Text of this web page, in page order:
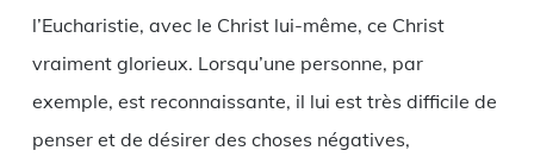
l’Eucharistie, avec le Christ lui-même, ce Christ
vraiment glorieux. Lorsqu’une personne, par
exemple, est reconnaissante, il lui est très difficile de
penser et de désirer des choses négatives,